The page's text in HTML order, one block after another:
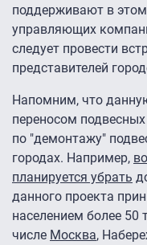
поддерживают в
управляющих
следует провести
представителей
Напомним, что
переносом
по "демонтажу"
городах. Например,
планируется убрать
данного проекта
населением более 50
числе Москва,